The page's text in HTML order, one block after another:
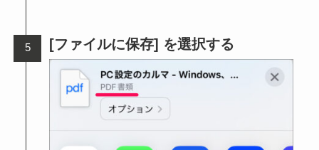
[ファイルに保存] を選択する